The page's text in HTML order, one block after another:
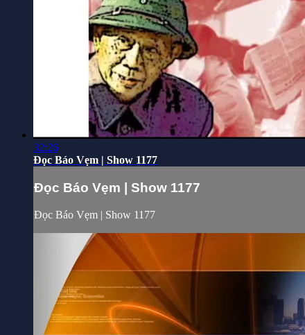
32:26
Đọc Báo Vẹm | Show 1177
Đọc Báo Vẹm | Show 1177
Đọc Báo Vẹm | Show 1177